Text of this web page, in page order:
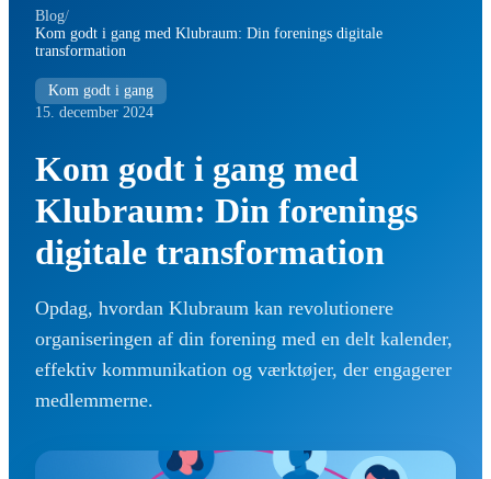
Blog/
Kom godt i gang med Klubraum: Din forenings digitale
transformation
Kom godt i gang
15. december 2024
Kom godt i gang med
Klubraum: Din forenings
digitale transformation
Opdag, hvordan Klubraum kan revolutionere
organiseringen af din forening med en delt kalender,
effektiv kommunikation og værktøjer, der engagerer
medlemmerne.